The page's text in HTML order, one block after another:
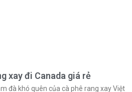
xay đi Canada giá rẻ
đà khó quên của cà phê rang xay Việt